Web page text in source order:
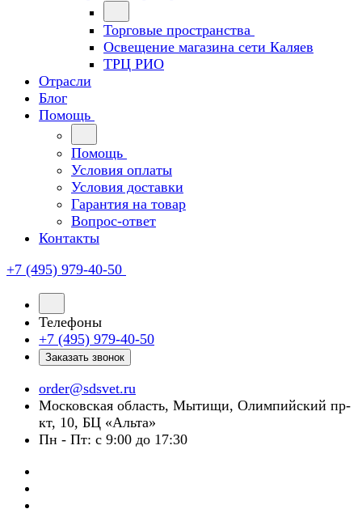
Торговые пространства
Освещение магазина сети Каляев
ТРЦ РИО
Отрасли
Блог
Помощь
Помощь
Условия оплаты
Условия доставки
Гарантия на товар
Вопрос-ответ
Контакты
+7 (495) 979-40-50
Телефоны
+7 (495) 979-40-50
Заказать звонок
order@sdsvet.ru
Московская область, Мытищи, Олимпийский пр-
кт, 10, БЦ «Альта»
Пн - Пт: с 9:00 до 17:30